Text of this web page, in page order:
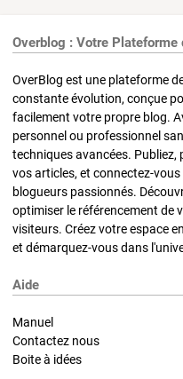
Overblog : Votre
OverBlog est une plateforme
constante évolution, conçue
facilement votre propre blog.
personnel ou professionnel
techniques avancées.
vos articles, et connectez-
blogueurs passionnés.
optimiser le référencement de
visiteurs. Créez votre espace
et démarquez-vous dans
Aide
Manuel
Contactez nous
Boite à idées